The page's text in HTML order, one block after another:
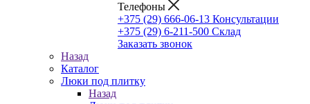
Телефоны
+375 (29) 666-06-13 Консультации
+375 (29) 6-211-500 Склад
Заказать звонок
Назад
Каталог
Люки под плитку
Назад